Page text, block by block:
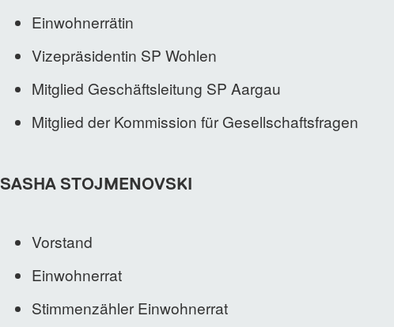
Einwohnerrätin
Vizepräsidentin SP Wohlen
Mitglied Geschäftsleitung SP Aargau
Mitglied der Kommission für Gesellschaftsfragen
SASHA STOJMENOVSKI
Vorstand
Einwohnerrat
Stimmenzähler Einwohnerrat